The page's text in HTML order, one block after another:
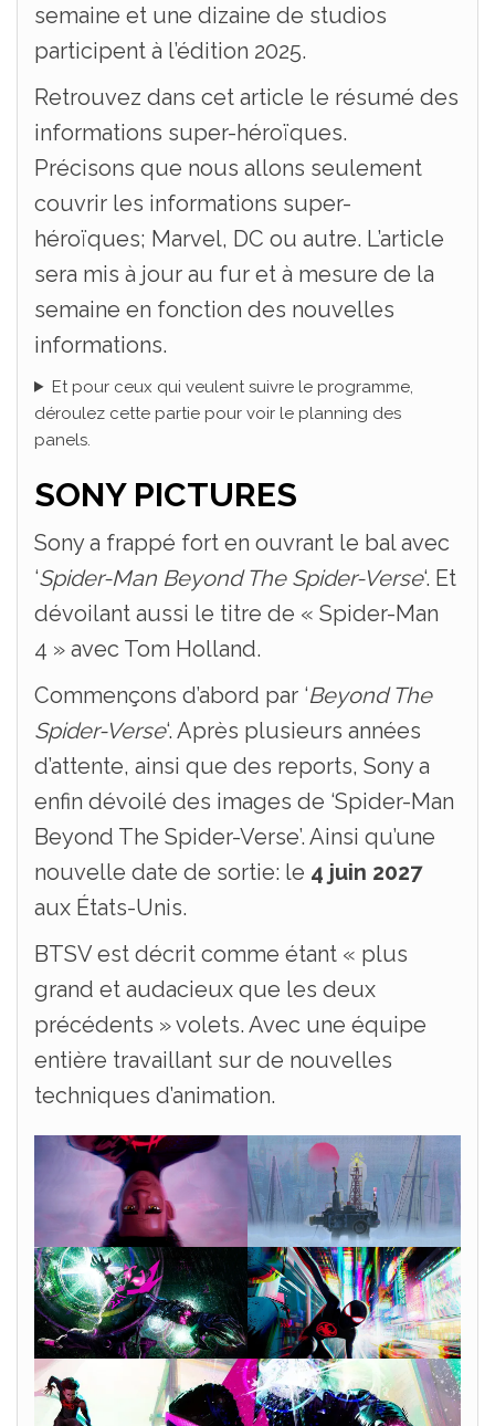
semaine et une dizaine de studios
participent à l’édition 2025.
Retrouvez dans cet article le résumé des
informations super-héroïques.
Précisons que nous allons seulement
couvrir les informations super-
héroïques; Marvel, DC ou autre. L’article
sera mis à jour au fur et à mesure de la
semaine en fonction des nouvelles
informations.
Et pour ceux qui veulent suivre le programme,
déroulez cette partie pour voir le planning des
panels.
SONY PICTURES
Sony a frappé fort en ouvrant le bal avec
‘Spider-Man Beyond The Spider-Verse‘. Et
dévoilant aussi le titre de « Spider-Man
4 » avec Tom Holland.
Commençons d’abord par ‘Beyond The
Spider-Verse‘. Après plusieurs années
d’attente, ainsi que des reports, Sony a
enfin dévoilé des images de ‘Spider-Man
Beyond The Spider-Verse’. Ainsi qu’une
nouvelle date de sortie: le 4 juin 2027
aux États-Unis.
BTSV est décrit comme étant « plus
grand et audacieux que les deux
précédents » volets. Avec une équipe
entière travaillant sur de nouvelles
techniques d’animation.